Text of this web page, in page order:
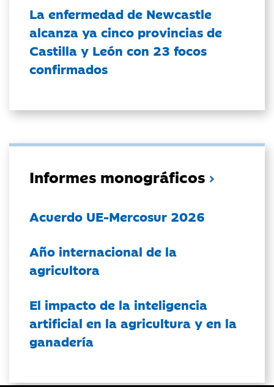
La enfermedad de Newcastle
alcanza ya cinco provincias de
Castilla y León con 23 focos
confirmados
Informes monográficos
Acuerdo UE-Mercosur 2026
Año internacional de la
agricultora
El impacto de la inteligencia
artificial en la agricultura y en la
ganadería